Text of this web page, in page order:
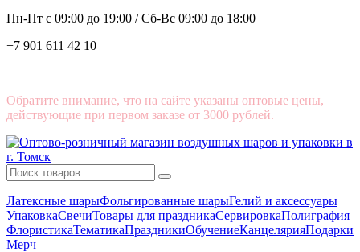
Пн-Пт с 09:00 до 19:00 /Сб-Вс 09:00 до 18:00
+7 901 611 42 10
Обратите внимание, что на сайте указаны оптовые цены,
действующие при первом заказе от 3000 рублей.
Латексные шарыФольгированные шарыГелий и аксессуары
УпаковкаСвечиТовары для праздникаСервировкаПолиграфия
ФлористикаТематикаПраздникиОбучениеКанцелярияПодарки
Мерч